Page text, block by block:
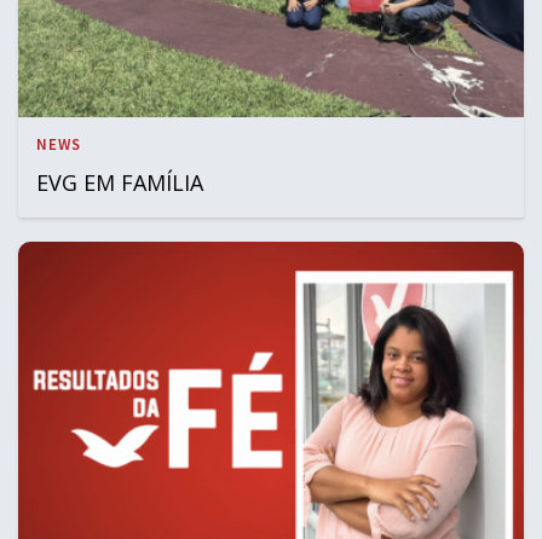
NEWS
EVG EM FAMÍLIA